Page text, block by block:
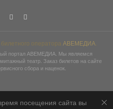
оператора АВЕМЕДИА.
портал АВЕМЕДИА. Мы являемся
театр. Заказ билетов на сайте
сбора и наценок.
посещения сайта вы